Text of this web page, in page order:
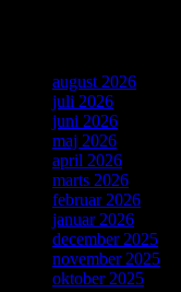
august 2026
juli 2026
juni 2026
maj 2026
april 2026
marts 2026
februar 2026
januar 2026
december 2025
november 2025
oktober 2025